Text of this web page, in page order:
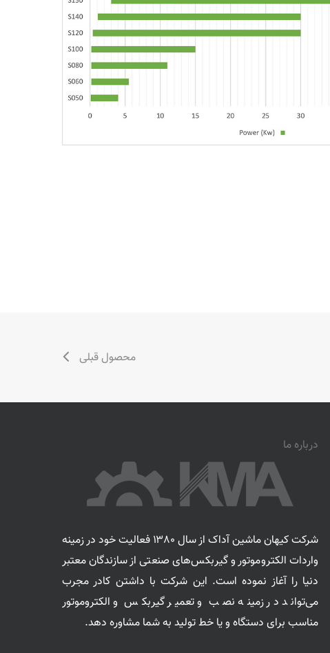
محصول قبلی
درباره ما
شرکت کیهان ماشین آداک از سال ۱۳۸۰ فعالیت خود در زمینه
واردات الکتروموتور و گیربکس‌های صنعتی از سازندگان معتبر
دنیا را آغاز نموده است. این شرکت با داشتن کادر مجرب
می‌تواند در زمینه نصب و تعمیر گیربکس و الکتروموتور
مناسب برای دستگاه و یا خط تولید به شما مشاوره دهد.